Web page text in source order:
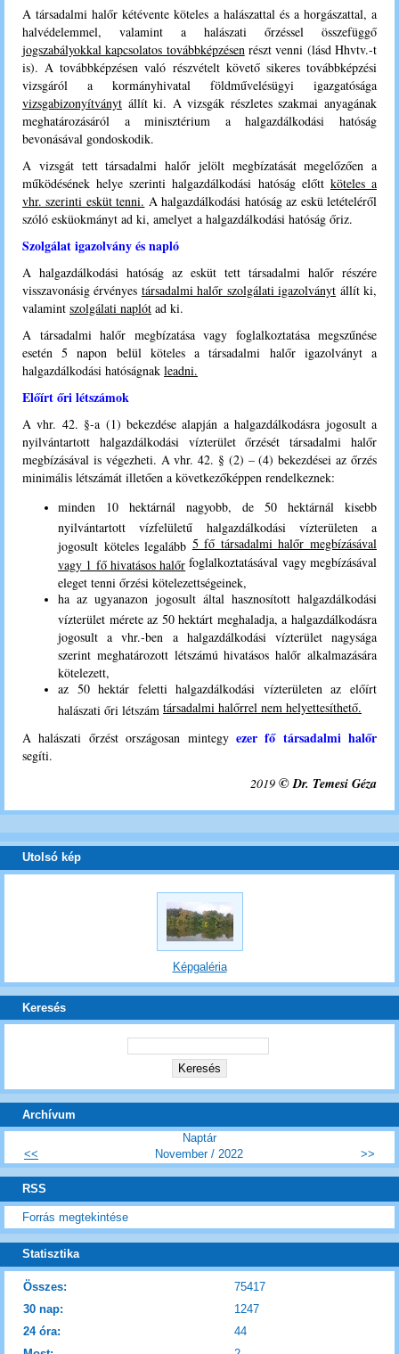
A társadalmi halőr kétévente köteles a halászattal és a horgászattal, a
halvédelemmel, valamint a halászati őrzéssel összefüggő
jogszabályokkal kapcsolatos továbbképzésenrészt venni (lásd Hhvtv.-t
is). A továbbképzésen való részvételt követő sikeres továbbképzési
vizsgáról a kormányhivatal földművelésügyi igazgatósága
vizsgabizonyítványt állít ki. A vizsgák részletes szakmai anyagának
meghatározásáról a minisztérium a halgazdálkodási hatóság
bevonásával gondoskodik.
A vizsgát tett társadalmi halőr jelölt megbízatását megelőzően a
működésének helye szerinti halgazdálkodási hatóság előtt köteles a
vhr. szerinti esküt tenni. A halgazdálkodási hatóság az eskü letételéről
szóló esküokmányt ad ki, amelyet a halgazdálkodási hatóság őriz.
Szolgálat igazolvány és napló
A halgazdálkodási hatóság az esküt tett társadalmi halőr részére
visszavonásig érvényes társadalmi halőr szolgálati igazolványt állít ki,
valamint szolgálati naplót ad ki.
A társadalmi halőr megbízatása vagy foglalkoztatása megszűnése
esetén 5 napon belül köteles a társadalmi halőr igazolványt a
halgazdálkodási hatóságnak leadni.
Előírt őri létszámok
A vhr. 42. §-a (1) bekezdése alapján a halgazdálkodásra jogosult a
nyilvántartott halgazdálkodási vízterület őrzését társadalmi halőr
megbízásával is végezheti. A vhr. 42. § (2) – (4) bekezdései az őrzés
minimális létszámát illetően a következőképpen rendelkeznek:
minden 10 hektárnál nagyobb, de 50 hektárnál kisebb
nyilvántartott vízfelületű halgazdálkodási vízterületen a
jogosult köteles legalább 5 fő társadalmi halőr megbízásával
vagy 1 fő hivatásos halőr foglalkoztatásával vagy megbízásával
eleget tenni őrzési kötelezettségeinek,
ha az ugyanazon jogosult által hasznosított halgazdálkodási
vízterület mérete az 50 hektárt meghaladja, a halgazdálkodásra
jogosult a vhr.-ben a halgazdálkodási vízterület nagysága
szerint meghatározott létszámú hivatásos halőr alkalmazására
kötelezett,
az 50 hektár feletti halgazdálkodási vízterületen az előírt
halászati őri létszám társadalmi halőrrel nem helyettesíthető.
A halászati őrzést országosan mintegy ezer fő társadalmi halőr
segíti.
2019 ©Dr. Temesi Géza
Utolsó kép
Képgaléria
Keresés
Archívum
Naptár
<<
November / 2022 >>
RSS
Forrás megtekintése
Statisztika
Összes:
75417
30 nap:
1247
24 óra:
44